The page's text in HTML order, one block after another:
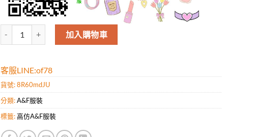
高仿A&F男款新款時尚休閑短袖T恤.好質量是您的需求好品味是您該追求!! 數量
加入購物車
客服LINE:of78
貨號:8R60mdJU
分類:A&F服裝
標籤:高仿A&F服裝